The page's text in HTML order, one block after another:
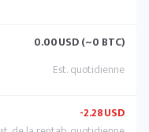
0.00USD (~0 BTC)
-2.28USD